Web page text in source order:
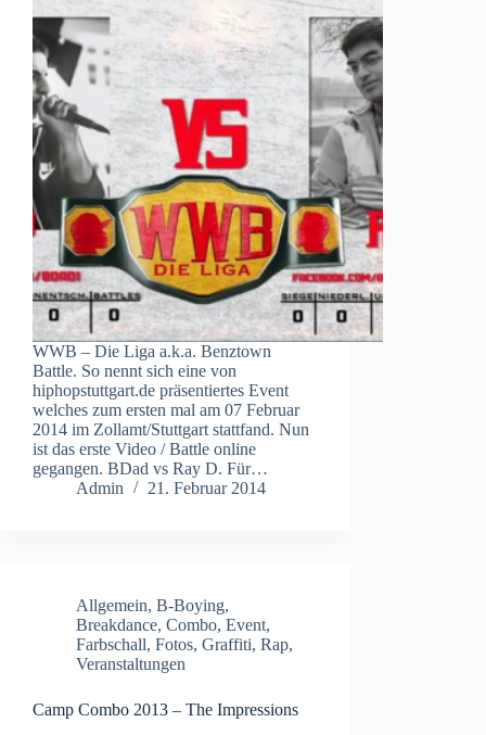
WWB – Die Liga a.k.a. Benztown
Battle. So nennt sich eine von
hiphopstuttgart.de präsentiertes Event
welches zum ersten mal am 07 Februar
2014 im Zollamt/Stuttgart stattfand. Nun
ist das erste Video / Battle online
gegangen. BDad vs Ray D. Für…
Admin
21. Februar 2014
Allgemein, B-Boying,
Breakdance, Combo, Event,
Farbschall, Fotos, Graffiti, Rap,
Veranstaltungen
Camp Combo 2013 – The Impressions